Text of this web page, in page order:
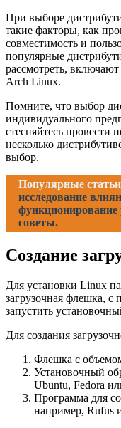
При выборе
такие факторы, как
совместимость и
популярные
рассмотреть,
Arch Linux.
Помните, что выбор
индивидуального
стесняйтесь провести
несколько
выбор.
Популярные статьи
исследование
функционирование
советы.
Создание
Для установки Linux
загрузочная флешка,
запустить
Для создания
Флешка с
Установочный
Ubuntu, Fedora
Программа для
например, Rufus